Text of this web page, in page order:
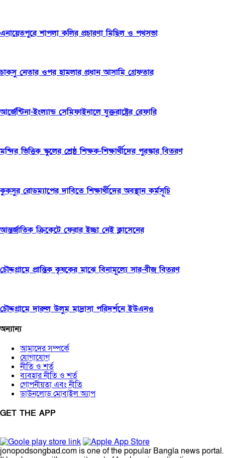
এনায়েতপুরে শাপলা কলির প্রচারণা মিছিল ও পথসভা
চাকসু নেতার ওপর হামলার প্রধান আসামি গ্রেফতার
আর্জেন্টিনা-ইংল্যান্ড সেমিফাইনালে যুক্তরাষ্ট্রের রেফারি
মন্দির ভিত্তিক স্কুলের শ্রেষ্ঠ শিক্ষক-শিক্ষার্থীদের পুরস্কার বিতরণ
কুকসুর রোডম্যাপের দাবিতে শিক্ষার্থীদের অবস্থান কর্মসূচি
আন্তর্জাতিক ক্রিকেটে ফেরার ইচ্ছা নেই ক্লাসেনের
চৌদ্দগ্রামে প্রান্তিক কৃষকের মাঝে বিনামূল্যে সার-বীজ বিতরণ
চৌদ্দগ্রামে দারুল উলুম মাদ্রাসা পরিদর্শনে ইউএনও
অন্যান্য
আমাদের সম্পর্কে
যোগাযোগ
নীতি ও শর্ত
ব্যবহার নীতি ও শর্ত
গোপনীয়তা এবং নীতি
ডাউনলোড মোবাইল অ্যাপ
GET THE APP
jonopodsongbad.com is one of the popular Bangla news portal.